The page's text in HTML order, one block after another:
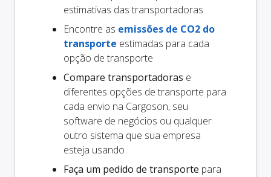
estimativas das transportadoras
Encontre as emissões de CO2 do
transporte estimadas para cada
opção de transporte
Compare transportadoras e
diferentes opções de transporte para
cada envio na Cargoson, seu
software de negócios ou qualquer
outro sistema que sua empresa
esteja usando
Faça um pedido de transporte para